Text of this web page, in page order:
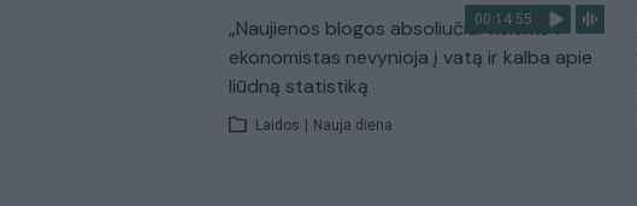
00:14:55
„Naujienos blogos absoliučiai visiems“:
ekonomistas nevynioja į vatą ir kalba apie
liūdną statistiką
Laidos | Nauja diena